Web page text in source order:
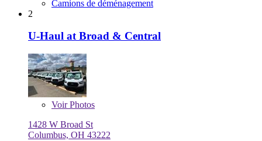
Camions de déménagement
2
U-Haul at Broad & Central
VoirPhotos
1428 W Broad St
Columbus, OH 43222